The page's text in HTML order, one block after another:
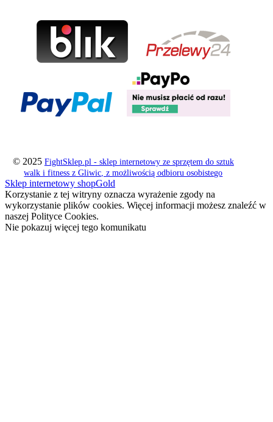
© 2025 FightSklep.pl - sklep internetowy ze sprzętem do sztuk
walk i fitness z Gliwic, z możliwością odbioru osobistego
Sklep internetowy shopGold
Korzystanie z tej witryny oznacza wyrażenie zgody na
wykorzystanie plików cookies. Więcej informacji możesz znaleźć w
naszej Polityce Cookies.
Nie pokazuj więcej tego komunikatu